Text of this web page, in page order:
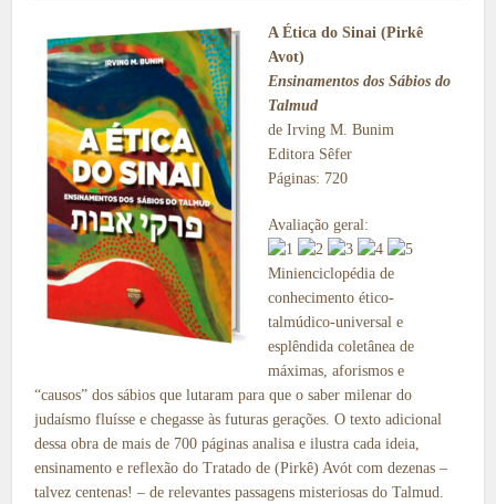
A Ética do Sinai (Pirkê
Avot)
Ensinamentos dos Sábios do
Talmud
de Irving M. Bunim
Editora Sêfer
Páginas: 720
Avaliação geral:
Minienciclopédia de
conhecimento ético-
talmúdico-universal e
esplêndida coletânea de
máximas, aforismos e
“causos” dos sábios que lutaram para que o saber milenar do
judaísmo fluísse e chegasse às futuras gerações. O texto adicional
dessa obra de mais de 700 páginas analisa e ilustra cada ideia,
ensinamento e reflexão do Tratado de (Pirkê) Avót com dezenas –
talvez centenas! – de relevantes passagens misteriosas do Talmud.